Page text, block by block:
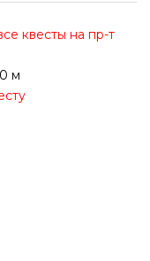
квесты на пр-т
м